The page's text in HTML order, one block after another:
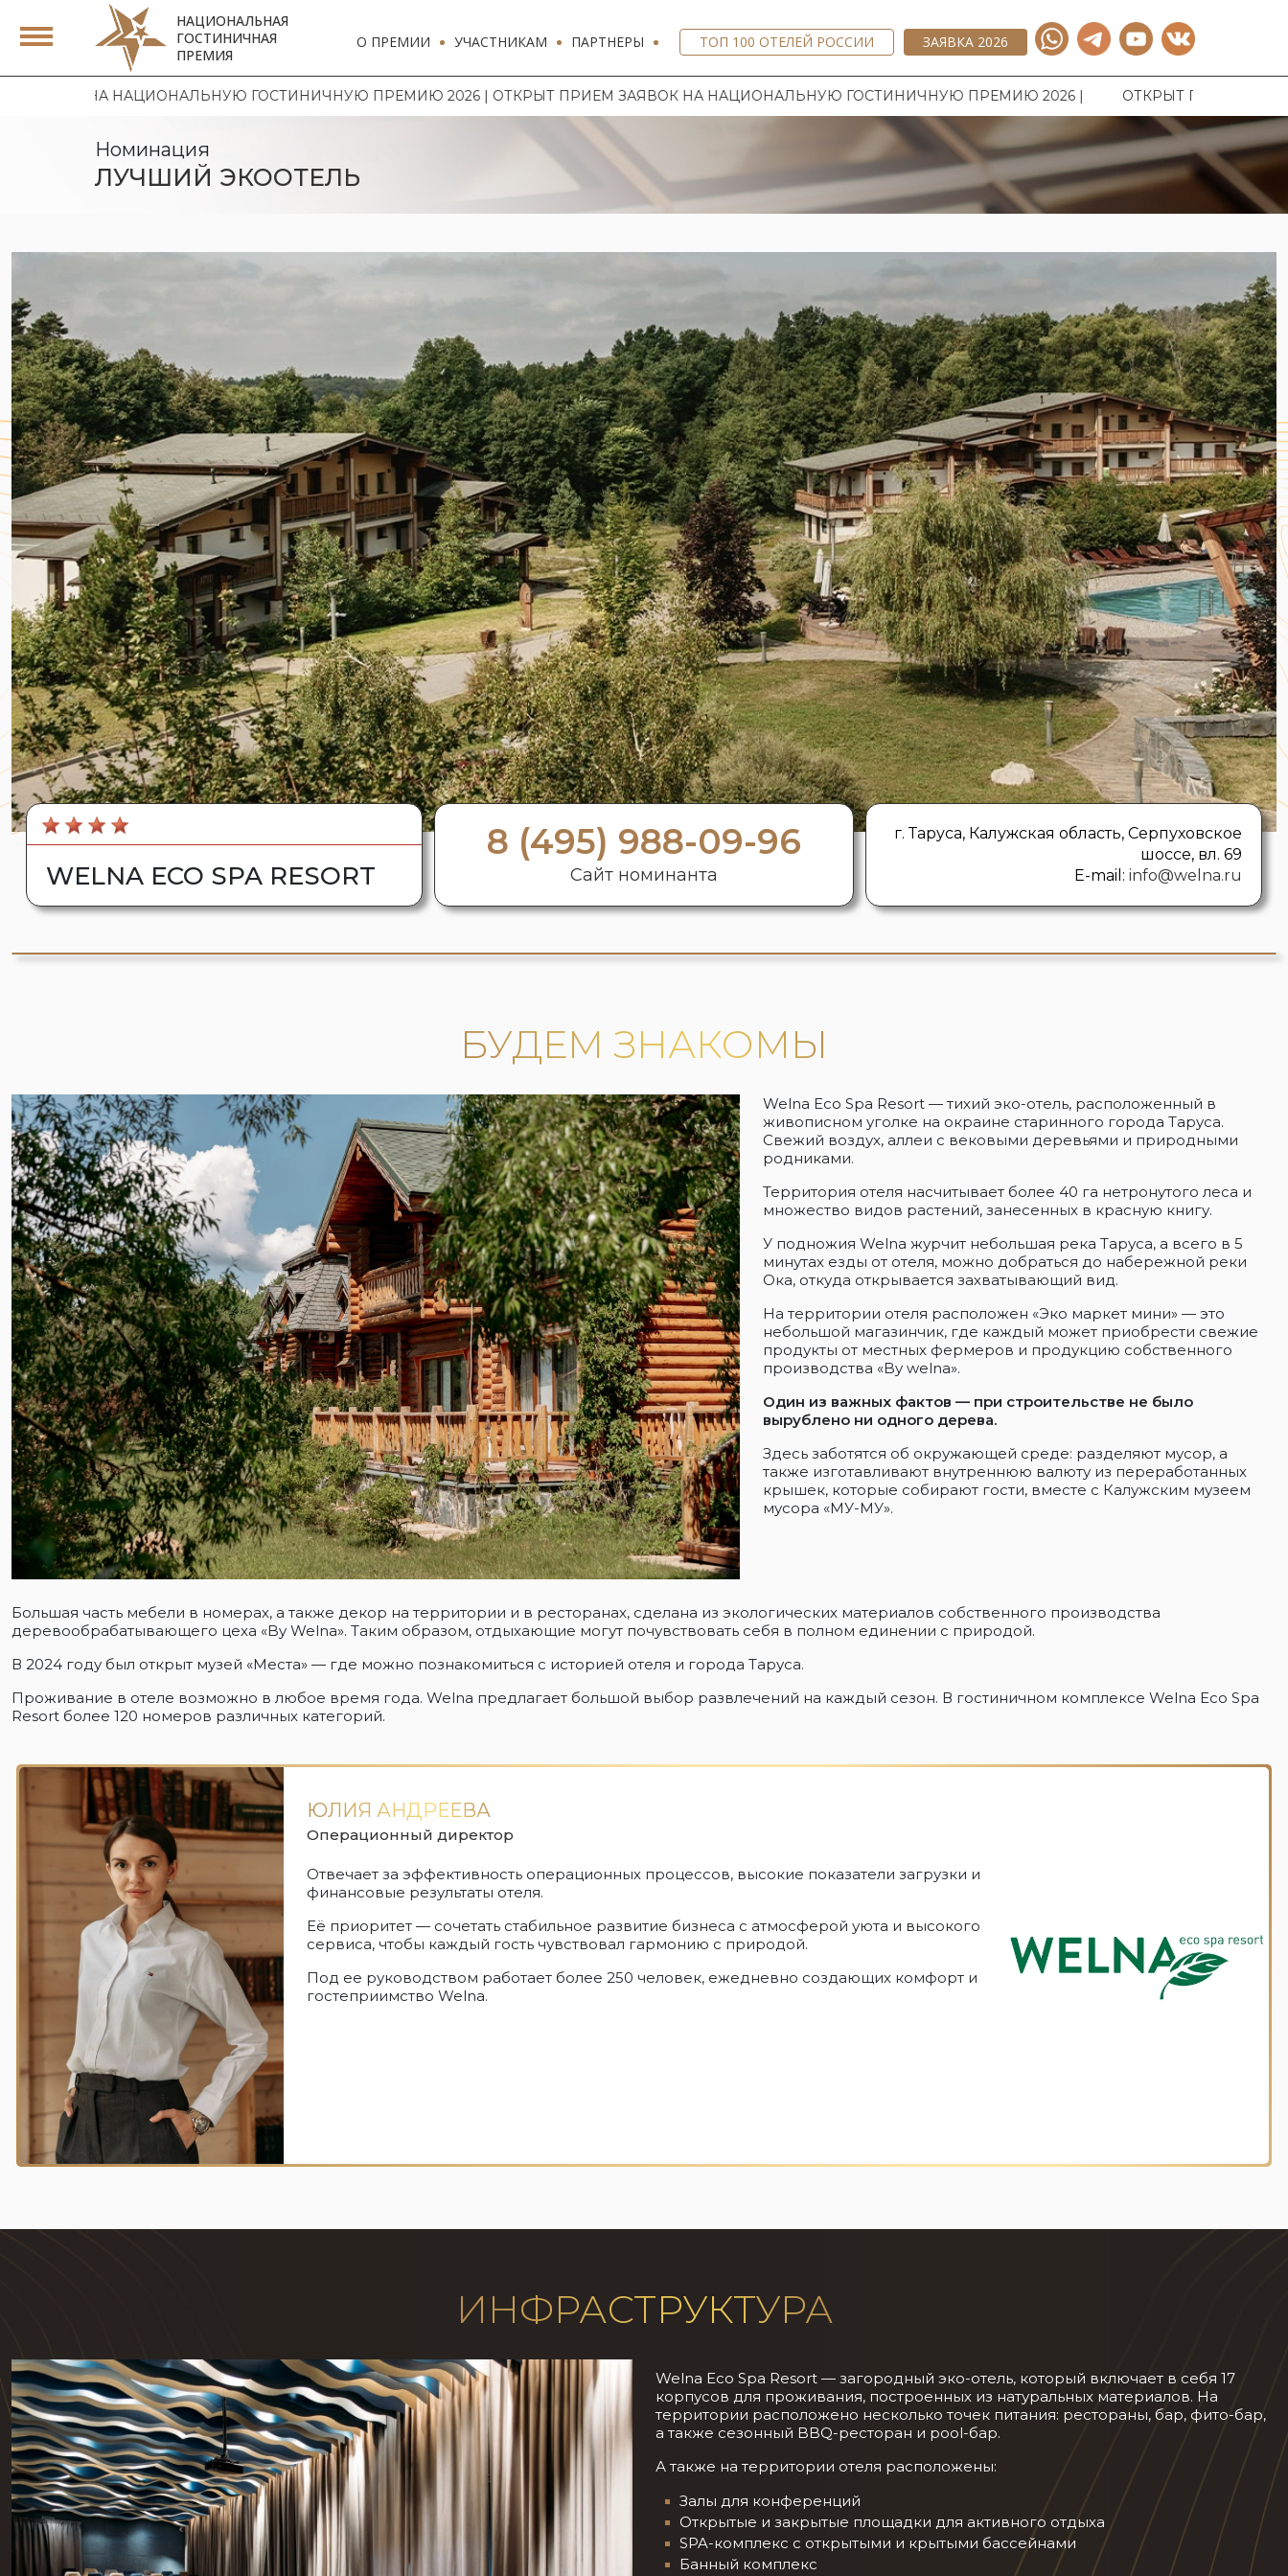
НАЦИОНАЛЬНАЯ
ГОСТИНИЧНАЯ
ПРЕМИЯ
О ПРЕМИИ УЧАСТНИКАМ ПАРТНЕРЫ ТОП 100 ОТЕЛЕЙ РОССИИ ЗАЯВКА 2026
ГОСТИНИЧНУЮ ПРЕМИЮ 2026 | ОТКРЫТ ПРИЕМ ЗАЯВОК НА НАЦИОНАЛЬНУЮ ГОСТИНИЧНУЮ ПРЕМИЮ 2026 | ОТКРЫТ ПРИЕМ ЗАЯВОК НА
Номинация
ЛУЧШИЙ ЭКООТЕЛЬ
WELNA ECO SPA RESORT
8 (495) 988-09-96
Сайт номинанта
г. Таруса, Калужская область, Серпуховское
шоссе, вл. 69
E-mail: info@welna.ru
БУДЕМ ЗНАКОМЫ
Welna Eco Spa Resort — тихий эко-отель, расположенный в
живописном уголке на окраине старинного города Таруса.
Свежий воздух, аллеи с вековыми деревьями и природными
родниками.
Территория отеля насчитывает более 40 га нетронутого леса и
множество видов растений, занесенных в красную книгу.
У подножия Welna журчит небольшая река Таруса, а всего в 5
минутах езды от отеля, можно добраться до набережной реки
Ока, откуда открывается захватывающий вид.
На территории отеля расположен «Эко маркет мини» — это
небольшой магазинчик, где каждый может приобрести свежие
продукты от местных фермеров и продукцию собственного
производства «By welna».
Один из важных фактов — при строительстве не было
вырублено ни одного дерева.
Здесь заботятся об окружающей среде: разделяют мусор, а
также изготавливают внутреннюю валюту из переработанных
крышек, которые собирают гости, вместе с Калужским музеем
мусора «МУ-МУ».
Большая часть мебели в номерах, а также декор на территории и в ресторанах, сделана из экологических материалов собственного производства
деревообрабатывающего цеха «By Welna». Таким образом, отдыхающие могут почувствовать себя в полном единении с природой.
В 2024 году был открыт музей «Места» — где можно познакомиться с историей отеля и города Таруса.
Проживание в отеле возможно в любое время года. Welna предлагает большой выбор развлечений на каждый сезон. В гостиничном комплексе Welna Eco Spa
Resort более 120 номеров различных категорий.
ЮЛИЯ АНДРЕЕВА
Операционный директор
Отвечает за эффективность операционных процессов, высокие показатели загрузки и
финансовые результаты отеля.
Её приоритет — сочетать стабильное развитие бизнеса с атмосферой уюта и высокого
сервиса, чтобы каждый гость чувствовал гармонию с природой.
Под ее руководством работает более 250 человек, ежедневно создающих комфорт и
гостеприимство Welna.
ИНФРАСТРУКТУРА
Welna Eco Spa Resort — загородный эко-отель, который включает в себя 17
корпусов для проживания, построенных из натуральных материалов. На
территории расположено несколько точек питания: рестораны, бар, фито-бар,
а также сезонный BBQ-ресторан и pool-бар.
А также на территории отеля расположены:
Залы для конференций
Открытые и закрытые площадки для активного отдыха
SPA-комплекс с открытыми и крытыми бассейнами
Банный комплекс